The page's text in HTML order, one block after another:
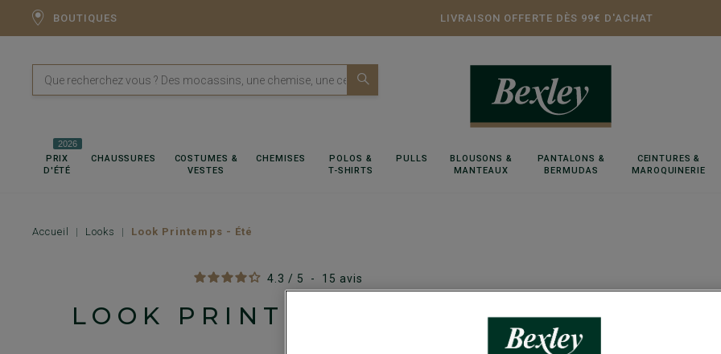
BOUTIQUES LIVRAISON OFFERTE DÈS 99€ D'ACHAT
PRIX
D'ÉTÉ
2026
CHAUSSURES
COSTUMES &
VESTES
CHEMISES
POLOS &
T-SHIRTS
PULLS
BLOUSONS &
MANTEAUX
PANTALONS &
BERMUDAS
CEINTURES &
MAROQUINERIE
Accueil Looks Look Printemps - Été
4.3 / 5 - 15 avis
LOOK PRINTEMPS - ÉTÉ